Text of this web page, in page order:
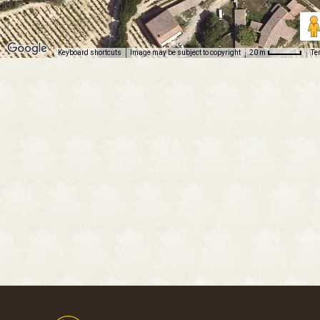
Keyboard shortcuts Image may be subject to copyright 20 m